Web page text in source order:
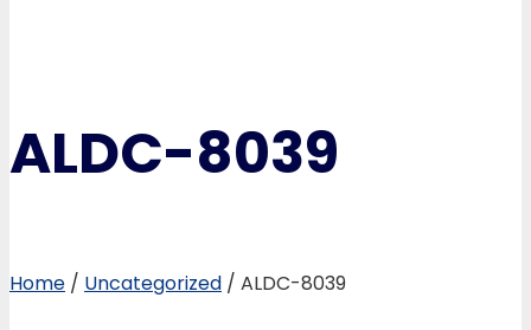
ALDC-8039
Home / Uncategorized / ALDC-8039